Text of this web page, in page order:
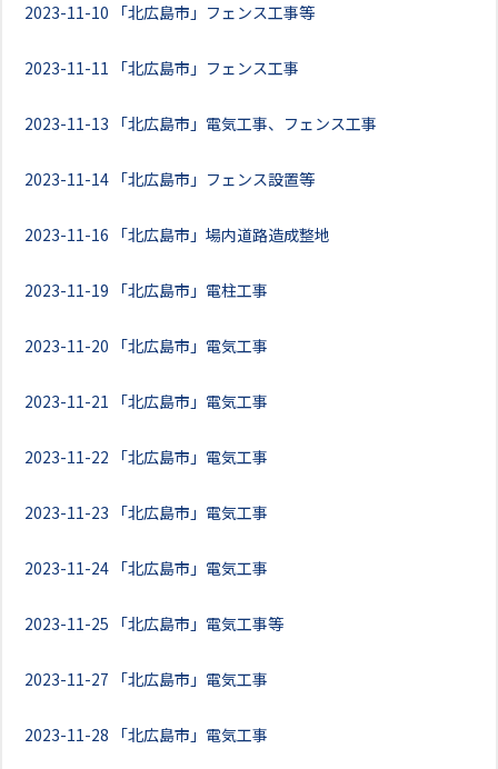
2023-11-10 「北広島市」フェンス工事等
2023-11-11 「北広島市」フェンス工事
2023-11-13 「北広島市」電気工事、フェンス工事
2023-11-14 「北広島市」フェンス設置等
2023-11-16 「北広島市」場内道路造成整地
2023-11-19 「北広島市」電柱工事
2023-11-20 「北広島市」電気工事
2023-11-21 「北広島市」電気工事
2023-11-22 「北広島市」電気工事
2023-11-23 「北広島市」電気工事
2023-11-24 「北広島市」電気工事
2023-11-25 「北広島市」電気工事等
2023-11-27 「北広島市」電気工事
2023-11-28 「北広島市」電気工事